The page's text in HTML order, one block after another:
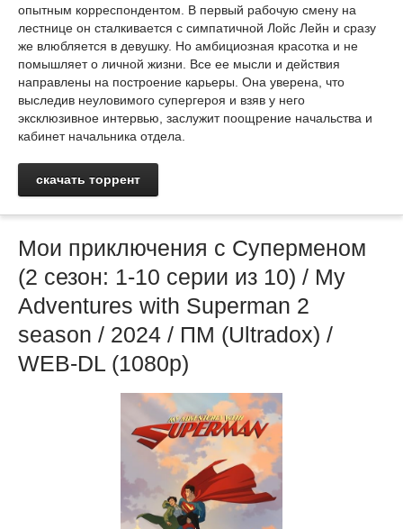
опытным корреспондентом. В первый рабочую смену на
лестнице он сталкивается с симпатичной Лойс Лейн и сразу
же влюбляется в девушку. Но амбициозная красотка и не
помышляет о личной жизни. Все ее мысли и действия
направлены на построение карьеры. Она уверена, что
выследив неуловимого супергероя и взяв у него
эксклюзивное интервью, заслужит поощрение начальства и
кабинет начальника отдела.
скачать торрент
Мои приключения с Суперменом
(2 сезон: 1-10 серии из 10) / My
Adventures with Superman 2
season / 2024 / ПМ (Ultradox) /
WEB-DL (1080p)